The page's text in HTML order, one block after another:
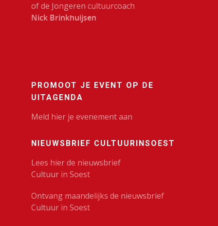
of de Jongeren cultuurcoach
Nick Brinkhuijsen
PROMOOT JE EVENT OP DE
UITAGENDA
Meld hier je evenement aan
NIEUWSBRIEF CULTUURINSOEST
Lees hier de nieuwsbrief
Cultuur in Soest
Ontvang maandelijks de nieuwsbrief
Cultuur in Soest